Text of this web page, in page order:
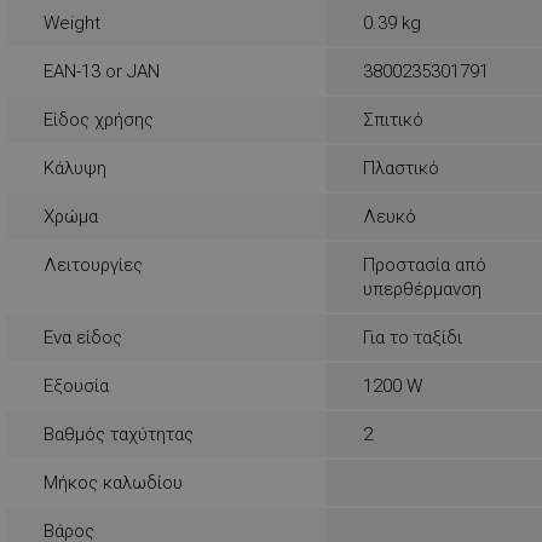
Weight 0.39 kg
EAN-13 or JAN 3800235301791
Είδος χρήσης Σπιτικό
Κάλυψη Πλαστικό
Χρώμα Λευκό
Λειτουργίες
Προστασία από
υπερθέρμανση
Ενα είδος Για το ταξίδι
Εξουσία 1200 W
Βαθμός ταχύτητας 2
Μήκος καλωδίου
Βάρος
rlv_rpos
rlv_s